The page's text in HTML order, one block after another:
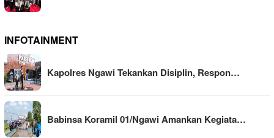
INFOTAINMENT
Kapolres Ngawi Tekankan Disiplin, Respon…
Babinsa Koramil 01/Ngawi Amankan Kegiata…